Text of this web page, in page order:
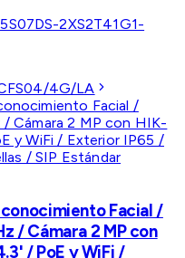
DS-2XS2T41G1-
4G/LA
Facial /
/ Cámara 2 MP con
/ PoE y WiFi /